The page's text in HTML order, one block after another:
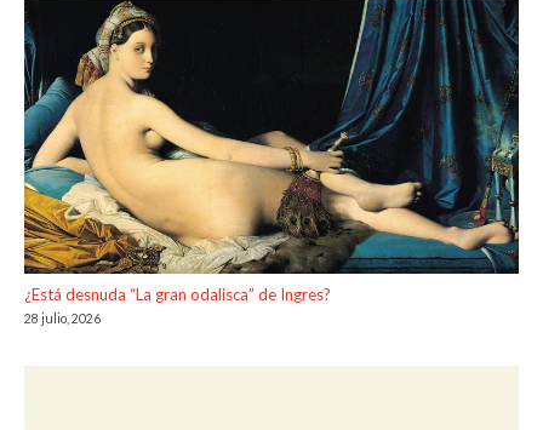
¿Está desnuda “La gran odalisca” de Ingres?
28 julio, 2026